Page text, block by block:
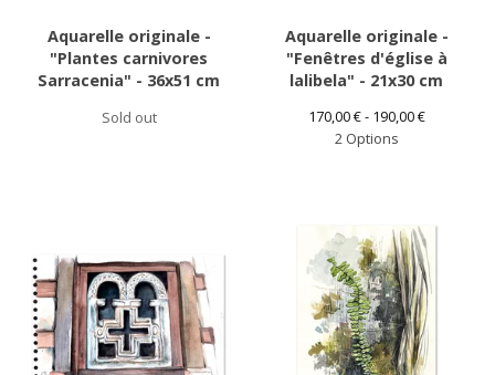
Aquarelle originale -
"Plantes carnivores
Sarracenia" - 36x51 cm
Sold out
Aquarelle originale -
"Fenêtres d'église à
lalibela" - 21x30 cm
170,00€- 190,00€
2 Options